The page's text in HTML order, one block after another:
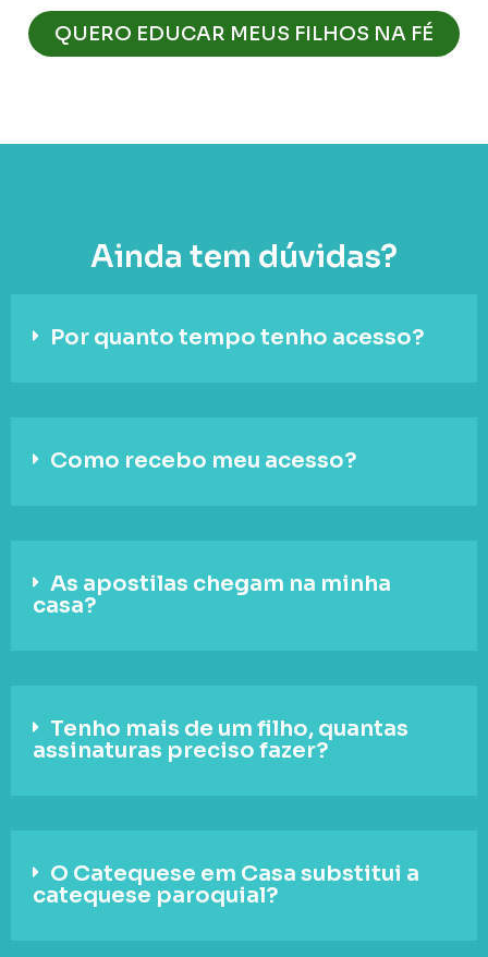
QUERO EDUCAR MEUS FILHOS NA FÉ
Ainda tem dúvidas?
Por quanto tempo tenho acesso?
Como recebo meu acesso?
As apostilas chegam na minha
casa?
Tenho mais de um filho, quantas
assinaturas preciso fazer?
O Catequese em Casa substitui a
catequese paroquial?